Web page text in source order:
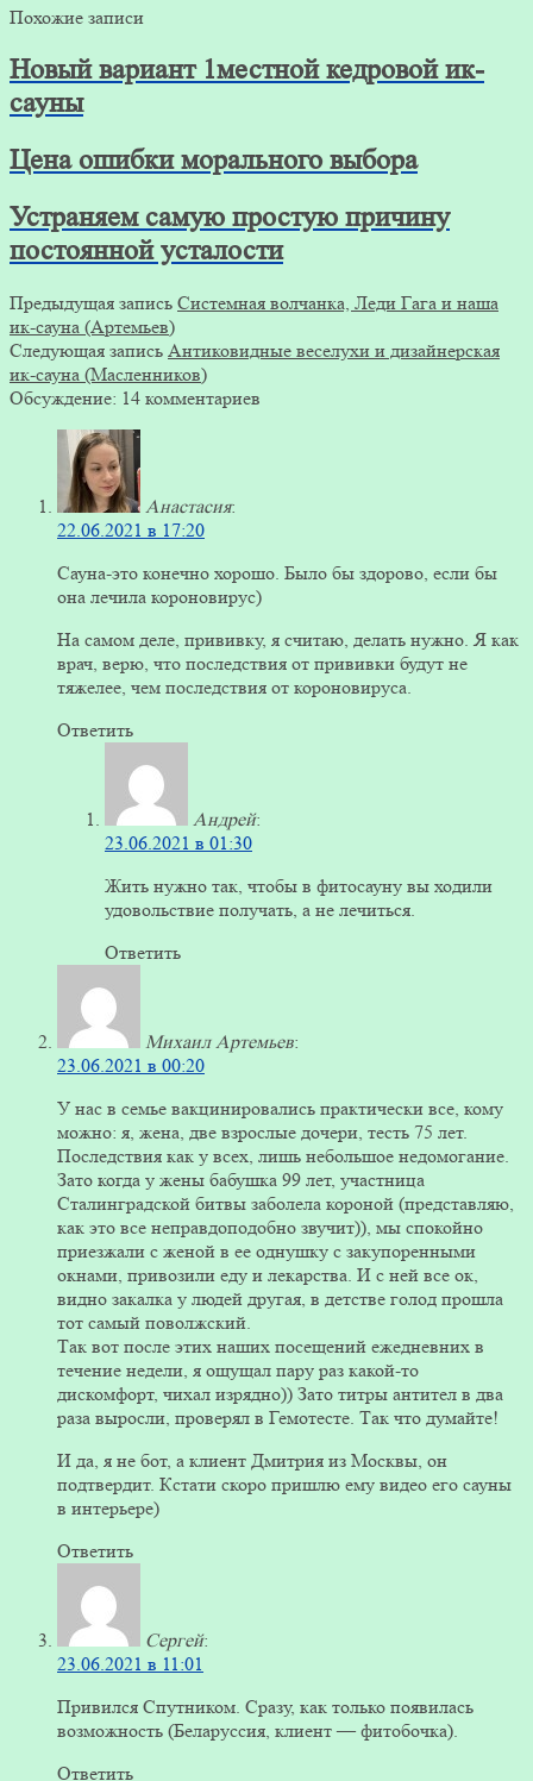
Похожие записи
Новый вариант 1местной кедровой ик-
сауны
Цена ошибки морального выбора
Устраняем самую простую причину
постоянной усталости
Предыдущая запись Системная волчанка, Леди Гага и наша
ик-сауна (Артемьев)
Следующая запись Антиковидные веселухи и дизайнерская
ик-сауна (Масленников)
Обсуждение: 14 комментариев
Анастасия:
22.06.2021 в 17:20
Сауна-это конечно хорошо. Было бы здорово, если бы
она лечила короновирус)
На самом деле, прививку, я считаю, делать нужно. Я как
врач, верю, что последствия от прививки будут не
тяжелее, чем последствия от короновируса.
Ответить
Андрей:
23.06.2021 в 01:30
Жить нужно так, чтобы в фитосауну вы ходили
удовольствие получать, а не лечиться.
Ответить
Михаил Артемьев:
23.06.2021 в 00:20
У нас в семье вакцинировались практически все, кому
можно: я, жена, две взрослые дочери, тесть 75 лет.
Последствия как у всех, лишь небольшое недомогание.
Зато когда у жены бабушка 99 лет, участница
Сталинградской битвы заболела короной (представляю,
как это все неправдоподобно звучит)), мы спокойно
приезжали с женой в ее однушку с закупоренными
окнами, привозили еду и лекарства. И с ней все ок,
видно закалка у людей другая, в детстве голод прошла
тот самый поволжский.
Так вот после этих наших посещений ежедневних в
течение недели, я ощущал пару раз какой-то
дискомфорт, чихал изрядно)) Зато титры антител в два
раза выросли, проверял в Гемотесте. Так что думайте!
И да, я не бот, а клиент Дмитрия из Москвы, он
подтвердит. Кстати скоро пришлю ему видео его сауны
в интерьере)
Ответить
Сергей:
23.06.2021 в 11:01
Привился Спутником. Сразу, как только появилась
возможность (Беларуссия, клиент — фитобочка).
Ответить